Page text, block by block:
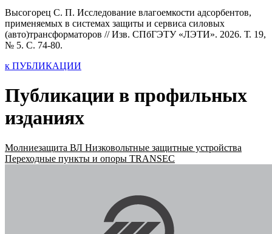
Высогорец С. П. Исследование влагоемкости адсорбентов,
применяемых в системах защиты и сервиса силовых
(авто)трансформаторов // Изв. СПбГЭТУ «ЛЭТИ». 2026. Т. 19,
№ 5. С. 74-80.
к ПУБЛИКАЦИИ
Публикации в профильных
изданиях
Молниезащита ВЛ Низковольтные защитные устройства
Переходные пункты и опоры TRANSEC